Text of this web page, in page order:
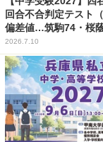
回合不合判定テスト
偏差値…筑駒74・桜
2026.7.10